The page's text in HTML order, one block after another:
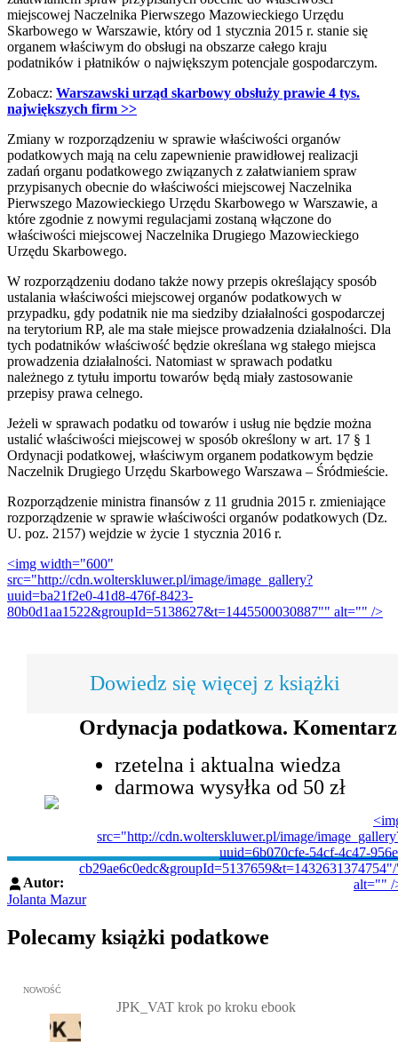
miejscowej Naczelnika Pierwszego Mazowieckiego Urzędu
Skarbowego w Warszawie, który od 1 stycznia 2015 r. stanie się
organem właściwym do obsługi na obszarze całego kraju
podatników i płatników o największym potencjale gospodarczym.
Zobacz: Warszawski urząd skarbowy obsłuży prawie 4 tys.
największych firm >>
Zmiany w rozporządzeniu w sprawie właściwości organów
podatkowych mają na celu zapewnienie prawidłowej realizacji
zadań organu podatkowego związanych z załatwianiem spraw
przypisanych obecnie do właściwości miejscowej Naczelnika
Pierwszego Mazowieckiego Urzędu Skarbowego w Warszawie, a
które zgodnie z nowymi regulacjami zostaną włączone do
właściwości miejscowej Naczelnika Drugiego Mazowieckiego
Urzędu Skarbowego.
W rozporządzeniu dodano także nowy przepis określający sposób
ustalania właściwości miejscowej organów podatkowych w
przypadku, gdy podatnik nie ma siedziby działalności gospodarczej
na terytorium RP, ale ma stałe miejsce prowadzenia działalności. Dla
tych podatników właściwość będzie określana wg stałego miejsca
prowadzenia działalności. Natomiast w sprawach podatku
należnego z tytułu importu towarów będą miały zastosowanie
przepisy prawa celnego.
Jeżeli w sprawach podatku od towarów i usług nie będzie można
ustalić właściwości miejscowej w sposób określony w art. 17 § 1
Ordynacji podatkowej, właściwym organem podatkowym będzie
Naczelnik Drugiego Urzędu Skarbowego Warszawa – Śródmieście.
Rozporządzenie ministra finansów z 11 grudnia 2015 r. zmieniające
rozporządzenie w sprawie właściwości organów podatkowych (Dz.
U. poz. 2157) wejdzie w życie 1 stycznia 2016 r.
<img width="600"
src="http://cdn.wolterskluwer.pl/image/image_gallery?
uuid=ba21f2e0-41d8-476f-8423-
80b0d1aa1522&groupId=5138627&t=1445500030887"" alt="" />
Dowiedz się więcej z książki
Ordynacja podatkowa. Komentarz
rzetelna i aktualna wiedza
darmowa wysyłka od 50 zł
src="http://cdn.wolterskluwer.pl/image/
uuid=6b070cfe-54cf-4c47-
alt="" /
Autor:
Jolanta Mazur
Polecamy książki podatkowe
Przejdź do: JPK_VAT krok po kroku ebook, Patrycja Kubiesa -
NOWOŚĆ
JPK_VAT krok po kroku ebook